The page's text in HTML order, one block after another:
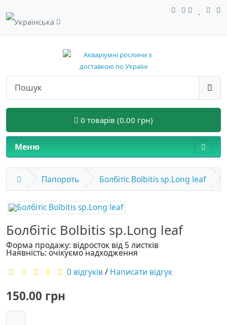
0 товарів (0.00 грн)
Меню
Папороть Болбітіс Bolbitis sp.Long leaf
Болбітіс Bolbitis sp.Long leaf
Форма продажу: відросток від 5 листків
Наявність: очікуємо надходження
0 відгуків/ Написати відгук
150.00 грн